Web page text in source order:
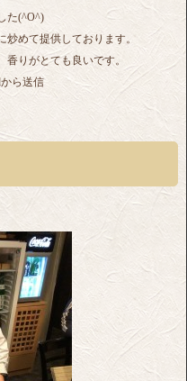
た(^O^)
炒めて提供しております。
りがとても良いです。
ら送信